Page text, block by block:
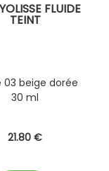
FLUIDE
TEINT
03 beige dorée
30 ml
21.80 €